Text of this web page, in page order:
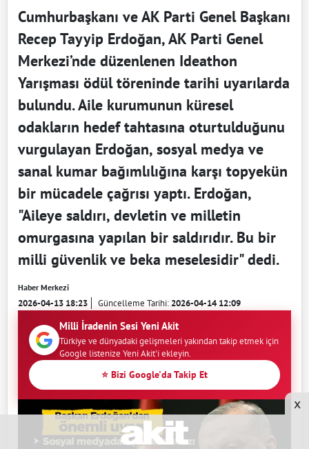
Cumhurbaşkanı ve AK Parti Genel Başkanı
Recep Tayyip Erdoğan, AK Parti Genel
Merkezi’nde düzenlenen Ideathon
Yarışması ödül töreninde tarihi uyarılarda
bulundu. Aile kurumunun küresel
odakların hedef tahtasına oturtulduğunu
vurgulayan Erdoğan, sosyal medya ve
sanal kumar bağımlılığına karşı topyekün
bir mücadele çağrısı yaptı. Erdoğan,
"Aileye saldırı, devletin ve milletin
omurgasına yapılan bir saldırıdır. Bu bir
milli güvenlik ve beka meselesidir" dedi.
Haber Merkezi
2026-04-13 18:23 Güncelleme Tarihi:2026-04-14 12:09
Milli İradenin Sesi Yeni Akit
Türkiye ve dünyadaki gelişmeleri yakından takip etmek için
Google listenize Yeni Akit'i ekleyin.
⭐ Bizi Google'da Takip Et
x